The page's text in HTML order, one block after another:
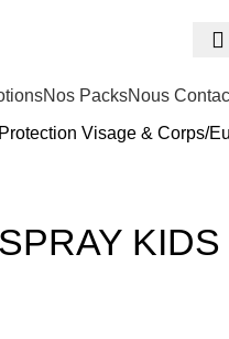
Nos PacksNous
Visage & Corps
KIDS